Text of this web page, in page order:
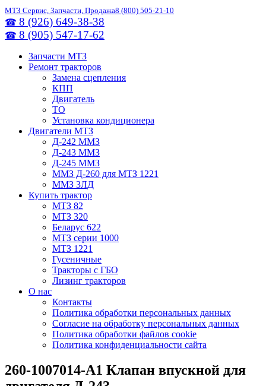
МТЗ Сервис, Запчасти, Продажа8 (800) 505-21-10
☎ 8 (926) 649-38-38
☎ 8 (905) 547-17-62
Запчасти МТЗ
Ремонт тракторов
Замена сцепления
КПП
Двигатель
ТО
Установка кондиционера
Двигатели МТЗ
Д-242 ММЗ
Д-243 ММЗ
Д-245 ММЗ
ММЗ Д-260 для МТЗ 1221
ММЗ 3ЛД
Купить трактор
МТЗ 82
МТЗ 320
Беларус 622
МТЗ серии 1000
МТЗ 1221
Гусеничные
Тракторы с ГБО
Лизинг тракторов
О нас
Контакты
Политика обработки персональных данных
Согласие на обработку персональных данных
Политика обработки файлов cookie
Политика конфиденциальности сайта
260-1007014-А1 Клапан впускной для